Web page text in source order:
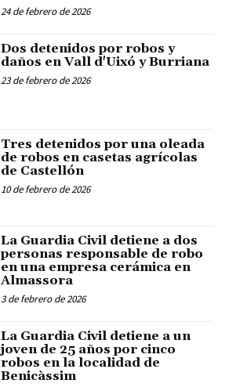
24 de febrero de 2026
Dos detenidos por robos y
daños en Vall d'Uixó y Burriana
23 de febrero de 2026
Tres detenidos por una oleada
de robos en casetas agrícolas
de Castellón
10 de febrero de 2026
La Guardia Civil detiene a dos
personas responsable de robo
en una empresa cerámica en
Almassora
3 de febrero de 2026
La Guardia Civil detiene a un
joven de 25 años por cinco
robos en la localidad de
Benicàssim